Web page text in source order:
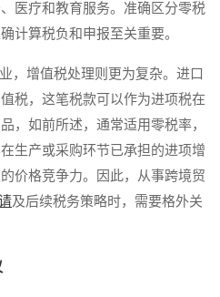
医疗和教育服务。准确区分零税
计算税负和申报至关重要。
增值税处理则更为复杂。进口
税，这笔税款可以作为进项税在
，如前所述，通常适用零税率，
生产或采购环节已承担的进项增
价格竞争力。因此，从事跨境贸
及后续税务策略时，需要格外关